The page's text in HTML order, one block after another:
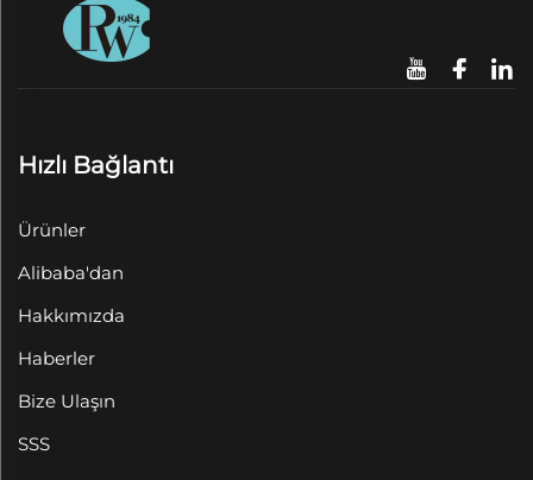
Hızlı Bağlantı
Ürünler
Alibaba'dan
Hakkımızda
Haberler
Bize Ulaşın
SSS